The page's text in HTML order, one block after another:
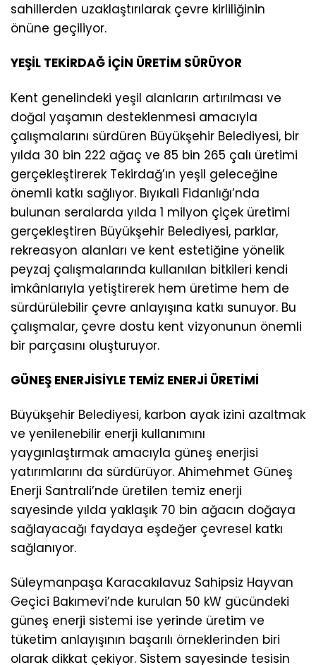
sahillerden uzaklaştırılarak çevre kirliliğinin
önüne geçiliyor.
YEŞİL TEKİRDAĞ İÇİN ÜRETİM SÜRÜYOR
Kent genelindeki yeşil alanların artırılması ve
doğal yaşamın desteklenmesi amacıyla
çalışmalarını sürdüren Büyükşehir Belediyesi, bir
yılda 30 bin 222 ağaç ve 85 bin 265 çalı üretimi
gerçekleştirerek Tekirdağ’ın yeşil geleceğine
önemli katkı sağlıyor. Bıyıkali Fidanlığı’nda
bulunan seralarda yılda 1 milyon çiçek üretimi
gerçekleştiren Büyükşehir Belediyesi, parklar,
rekreasyon alanları ve kent estetiğine yönelik
peyzaj çalışmalarında kullanılan bitkileri kendi
imkânlarıyla yetiştirerek hem üretime hem de
sürdürülebilir çevre anlayışına katkı sunuyor. Bu
çalışmalar, çevre dostu kent vizyonunun önemli
bir parçasını oluşturuyor.
GÜNEŞ ENERJİSİYLE TEMİZ ENERJİ ÜRETİMİ
Büyükşehir Belediyesi, karbon ayak izini azaltmak
ve yenilenebilir enerji kullanımını
yaygınlaştırmak amacıyla güneş enerjisi
yatırımlarını da sürdürüyor. Ahimehmet Güneş
Enerji Santrali’nde üretilen temiz enerji
sayesinde yılda yaklaşık 70 bin ağacın doğaya
sağlayacağı faydaya eşdeğer çevresel katkı
sağlanıyor.
Süleymanpaşa Karacakılavuz Sahipsiz Hayvan
Geçici Bakımevi’nde kurulan 50 kW gücündeki
güneş enerji sistemi ise yerinde üretim ve
tüketim anlayışının başarılı örneklerinden biri
olarak dikkat çekiyor. Sistem sayesinde tesisin